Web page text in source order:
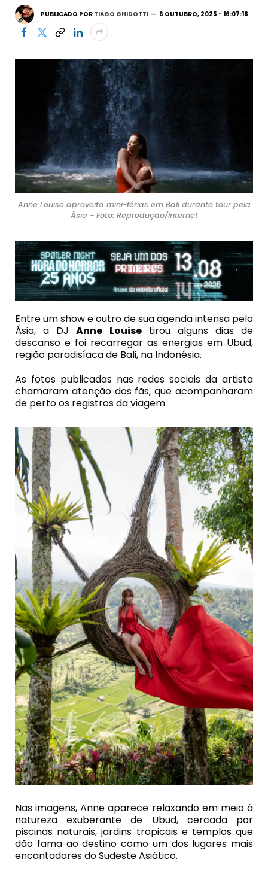
PUBLICADO POR TIAGO GHIDOTTI 6 OUTUBRO, 2025 - 16:07:18
Anne Louise aproveita mini-férias em Bali durante tour pela
Ásia - Foto: Reprodução/Internet
Entre um show e outro de sua agenda intensa pela
Ásia, a DJAnne Louisetirou alguns dias de
descanso e foi recarregar as energias em Ubud,
região paradisíaca de Bali, na Indonésia.
As fotos publicadas nas redes sociais da artista
chamaram atenção dos fãs, que acompanharam
de perto os registros da viagem.
Nas imagens, Anne aparece relaxando em meio à
natureza exuberante de Ubud, cercada por
piscinas naturais, jardins tropicais e templos que
dão fama ao destino como um dos lugares mais
encantadores do Sudeste Asiático.